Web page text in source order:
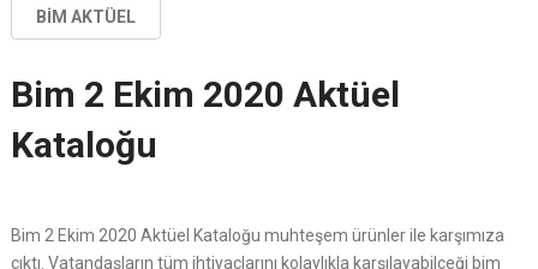
BIM AKTÜEL
Bim 2 Ekim 2020 Aktüel
Kataloğu
Bim 2 Ekim 2020 Aktüel Kataloğu muhteşem ürünler ile karşımıza
çıktı. Vatandaşların tüm ihtiyaçlarını kolaylıkla karşılayabilceği bim